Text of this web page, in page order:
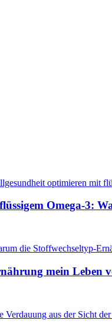
Omega-3:
mein Leben